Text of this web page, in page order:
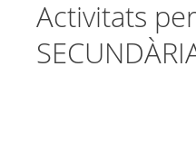
Activitats